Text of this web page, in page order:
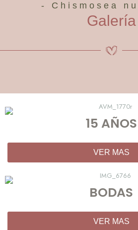
- Chismosea
Galería
15 AÑOS
VER MAS
BODAS
VER MAS